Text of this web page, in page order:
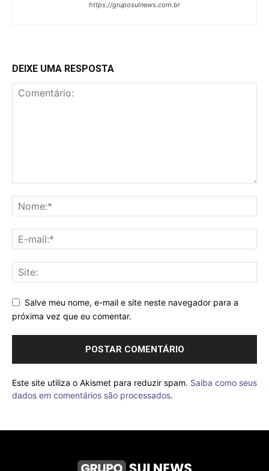
https://gruposulnews.com.br
DEIXE UMA RESPOSTA
Salve meu nome, e-mail e site neste navegador para a
próxima vez que eu comentar.
Este site utiliza o Akismet para reduzir spam. Saiba como seus
dados em comentários são processados.